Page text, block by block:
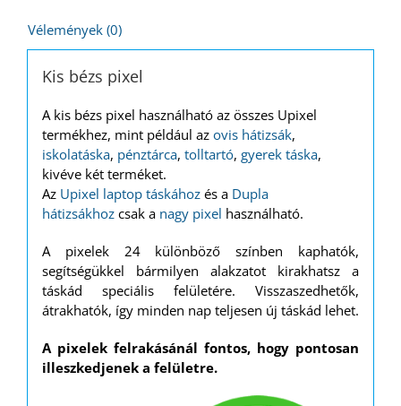
Vélemények (0)
Kis bézs pixel
A kis bézs pixel használható az összes Upixel
termékhez, mint például az ovis hátizsák,
iskolatáska, pénztárca, tolltartó, gyerek táska,
kivéve két terméket.
Az Upixel laptop táskáhozés a Dupla
hátizsákhozcsak a nagy pixel használható.
A pixelek 24 különböző színben kaphatók,
segítségükkel bármilyen alakzatot kirakhatsz a
táskád speciális felületére. Visszaszedhetők,
átrakhatók, így minden nap teljesen új táskád lehet.
A pixelek felrakásánál fontos, hogy pontosan
illeszkedjenek a felületre.